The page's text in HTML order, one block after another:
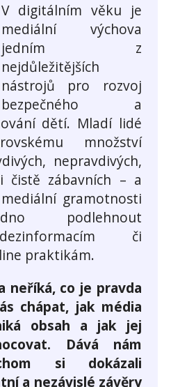
V digitálním věku je
mediální výchova
jedním z
nejdůležitějších
nástrojů pro rozvoj
bezpečného a
dětí. Mladí lidé
množství
nepravdivých,
čistě zábavních – a
gramotnosti
podlehnout
či
praktikám.
neříká, co je pravda
chápat, jak média
obsah a jak jej
Dává nám
si dokázali
a nezávislé závěry